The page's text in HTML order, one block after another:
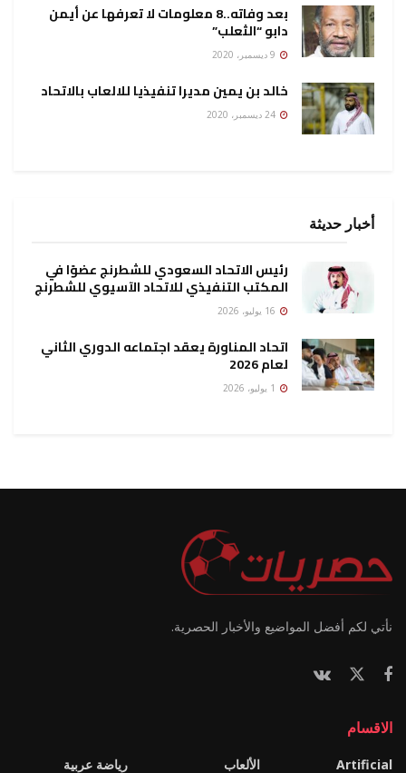
بعد وفاته..8 معلومات لا تعرفها عن أيمن
دابو “الثعلب”
خالد بن يمين مديرا تنفيذيا للالعاب بالاتحاد
أخبار حديثة
رئيس الاتحاد السعودي للشطرنج عضوًا في
المكتب التنفيذي للاتحاد الآسيوي للشطرنج
اتحاد المناورة يعقد اجتماعه الدوري الثاني
لعام 2026
نأتي لكم أفضل المواضيع والأخبار الحصرية.
الاقسام
Artificial
الألعاب
رياضة عربية